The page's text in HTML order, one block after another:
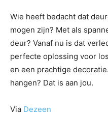
Wie heeft bedacht dat
mogen zijn? Met als
deur? Vanaf nu is dat
perfecte oplossing voor
en een prachtige
hangen? Dat is aan jou.
Via Dezeen